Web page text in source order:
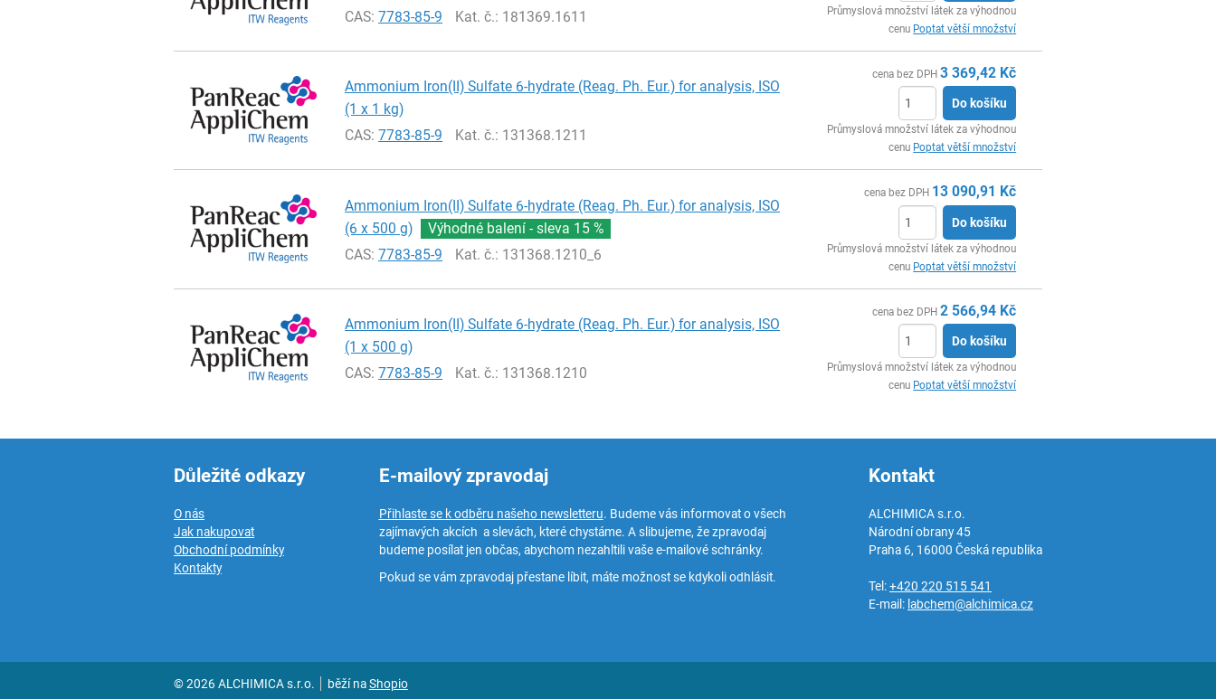
CAS:7783-85-9 Kat. č.: 181369.1611
Průmyslová množství látek za výhodnou
cenu Poptat větší množství
Ammonium Iron(II) Sulfate 6-hydrate (Reag. Ph. Eur.) for analysis, ISO
(1 x 1 kg)
CAS:7783-85-9 Kat. č.: 131368.1211
cena bez DPH 3 369,42 Kč
Do košíku
Průmyslová množství látek za výhodnou
cenu Poptat větší množství
Ammonium Iron(II) Sulfate 6-hydrate (Reag. Ph. Eur.) for analysis, ISO
(6 x 500 g)
Výhodné balení - sleva 15 %
CAS:7783-85-9 Kat. č.: 131368.1210_6
cena bez DPH 13 090,91 Kč
Do košíku
Průmyslová množství látek za výhodnou
cenu Poptat větší množství
Ammonium Iron(II) Sulfate 6-hydrate (Reag. Ph. Eur.) for analysis, ISO
(1 x 500 g)
CAS:7783-85-9 Kat. č.: 131368.1210
cena bez DPH 2 566,94 Kč
Do košíku
Průmyslová množství látek za výhodnou
cenu Poptat větší množství
Důležité odkazy
O nás
Jak nakupovat
Obchodní podmínky
Kontakty
E-mailový zpravodaj
Přihlaste se k odběru našeho newsletteru. Budeme vás informovat o všech
zajímavých akcích a slevách, které chystáme. A slibujeme, že zpravodaj
budeme posílat jen občas, abychom nezahltili vaše e-mailové schránky.
Pokud se vám zpravodaj přestane líbit, máte možnost se kdykoli odhlásit.
Kontakt
ALCHIMICA s.r.o.
Národní obrany 45
Praha 6, 16000 Česká republika
Tel:+420 220 515 541
E-mail: labchem@alchimica.cz
© 2026 ALCHIMICA s.r.o. běží naShopio